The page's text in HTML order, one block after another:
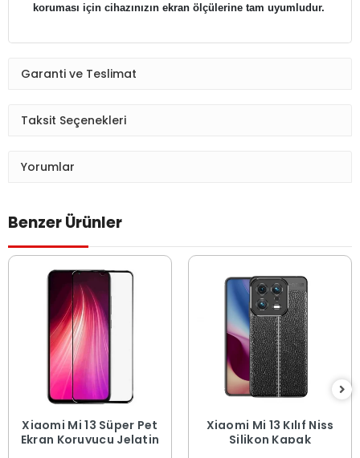
koruması için cihazınızın ekran ölçülerine tam uyumludur.
Garanti ve Teslimat
Taksit Seçenekleri
Yorumlar
Benzer Ürünler
Xiaomi Mi 13 Süper Pet
Ekran Koruyucu Jelatin
Xiaomi Mi 13 Kılıf Niss
Silikon Kapak